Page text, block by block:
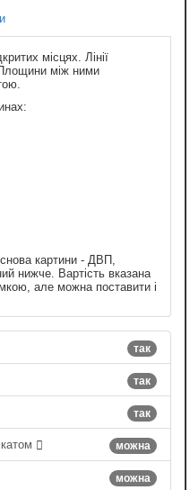
місцях. Лінії
між ними
картини - ДВП,
нижче. Вартість вказана
але можна поставити і
так
так
так
можна
можна